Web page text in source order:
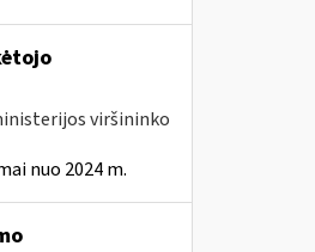
viršininko
nuo 2024 m.